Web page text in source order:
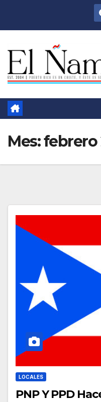
Mes:febrero
LOCALES
PNP Y PPD